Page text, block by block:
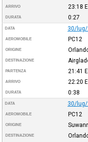
ARRIVO 23:18
DURATA 0:27
DATA 30/
AEROMOBILE PC12
ORIGINE
DESTINAZIONE
PARTENZA 21:41
ARRIVO 22:20
DURATA 0:38
DATA 30/
AEROMOBILE PC12
ORIGINE
DESTINAZIONE